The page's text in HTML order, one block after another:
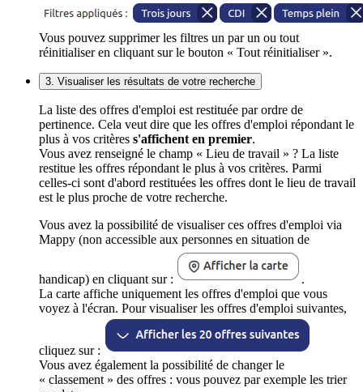
Vous pouvez supprimer les filtres un par un ou tout
réinitialiser en cliquant sur le bouton « Tout réinitialiser ».
3. Visualiser les résultats de votre recherche
La liste des offres d'emploi est restituée par ordre de
pertinence. Cela veut dire que les offres d'emploi répondant le
plus à vos critères s'affichent en premier.
Vous avez renseigné le champ « Lieu de travail » ? La liste
restitue les offres répondant le plus à vos critères. Parmi
celles-ci sont d'abord restituées les offres dont le lieu de travail
est le plus proche de votre recherche.
Vous avez la possibilité de visualiser ces offres d'emploi via
Mappy (non accessible aux personnes en situation de
handicap) en cliquant sur :
.
La carte affiche uniquement les offres d'emploi que vous
voyez à l'écran. Pour visualiser les offres d'emploi suivantes,
cliquez sur :
Vous avez également la possibilité de changer le
« classement » des offres : vous pouvez par exemple les trier